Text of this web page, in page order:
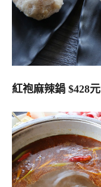
紅袍麻辣鍋 $428元